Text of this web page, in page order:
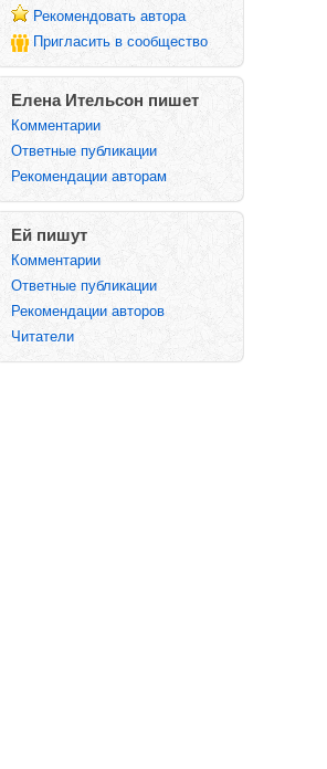
Рекомендовать автора
Пригласить в сообщество
Елена Ительсон пишет
Комментарии
Ответные публикации
Рекомендации авторам
Ей пишут
Комментарии
Ответные публикации
Рекомендации авторов
Читатели